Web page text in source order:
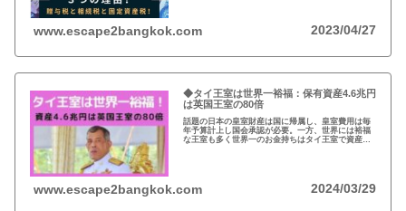
www.escape2bangkok.com 2023/04/27
◆タイ王室は世界一裕福：保有資産4.6兆円
は英国王室の80倍
話題の日本の皇室財産は国に帰属し、皇室費用は毎
年予算計上し国会承認が必要。一方、世界には裕福
な王室も多く世界一のお金持ちはタイ王室で資産は
www.escape2bangkok.com 2024/03/29